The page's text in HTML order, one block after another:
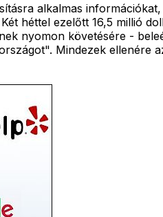
alkalmas
héttel ezelőtt 16,5 millió
nyomon követésére -
Mindezek ellenére